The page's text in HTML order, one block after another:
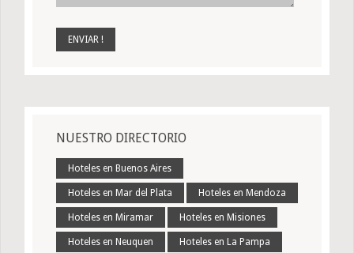
NUESTRO DIRECTORIO
Hoteles en Buenos Aires
Hoteles en Mar del Plata Hoteles en Mendoza
Hoteles en Miramar Hoteles en Misiones
Hoteles en Neuquen Hoteles en La Pampa